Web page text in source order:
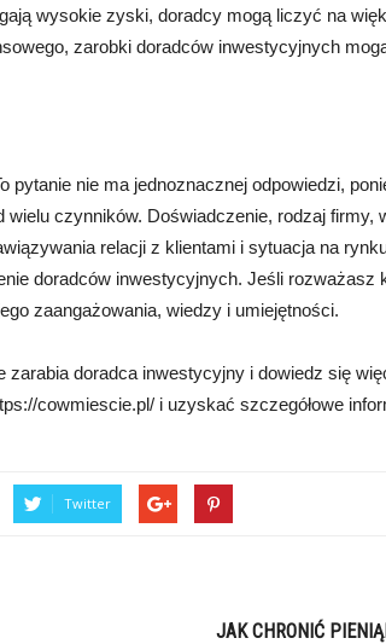
wysokie zyski, doradcy mogą liczyć na
zarobki doradców inwestycyjnych
pytanie nie ma jednoznacznej odpowiedzi,
czynników. Doświadczenie, rodzaj firmy,
relacji z klientami i sytuacja na
doradców inwestycyjnych. Jeśli rozważasz
zaangażowania, wiedzy i umiejętności.
zarabia doradca inwestycyjny i dowiedz się
cowmiescie.pl/ i uzyskać szczegółowe
Twitter
JAK CHRONIĆ